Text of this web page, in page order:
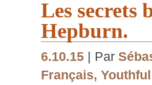
Les secrets
Hepburn.
6.10.15 | Par
Français,